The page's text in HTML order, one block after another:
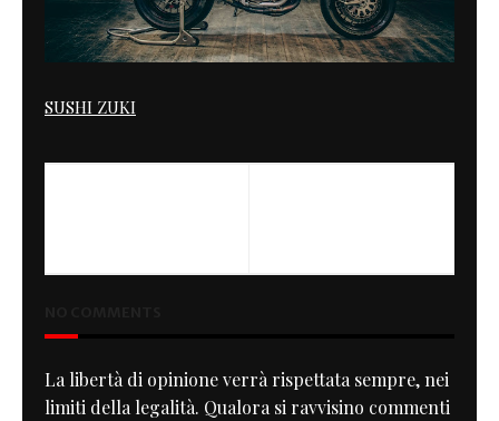
SUSHI ZUKI
La libertà di opinione verrà rispettata sempre, nei
limiti della legalità. Qualora si ravvisino commenti